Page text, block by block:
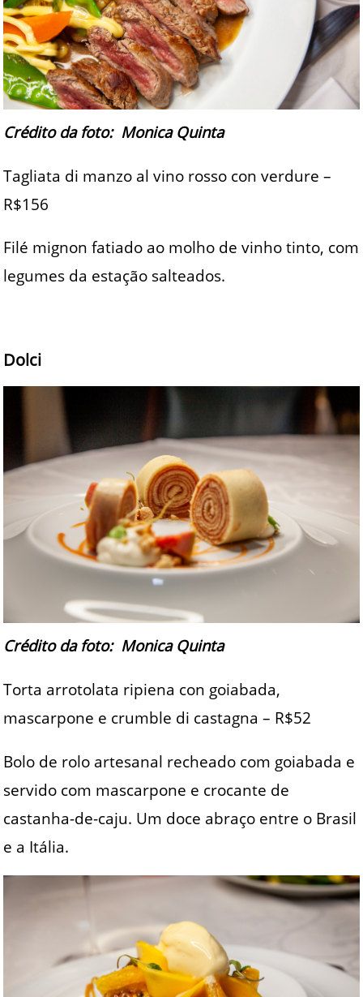
Crédito da foto: Monica Quinta
Tagliata di manzo al vino rosso con verdure –
R$156
Filé mignon fatiado ao molho de vinho tinto, com
legumes da estação salteados.
Dolci
Crédito da foto: Monica Quinta
Torta arrotolata ripiena con goiabada,
mascarpone e crumble di castagna – R$52
Bolo de rolo artesanal recheado com goiabada e
servido com mascarpone e crocante de
castanha-de-caju. Um doce abraço entre o Brasil
e a Itália.